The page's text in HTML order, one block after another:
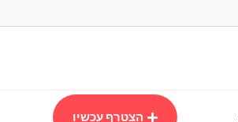
הצטרף עכשיו